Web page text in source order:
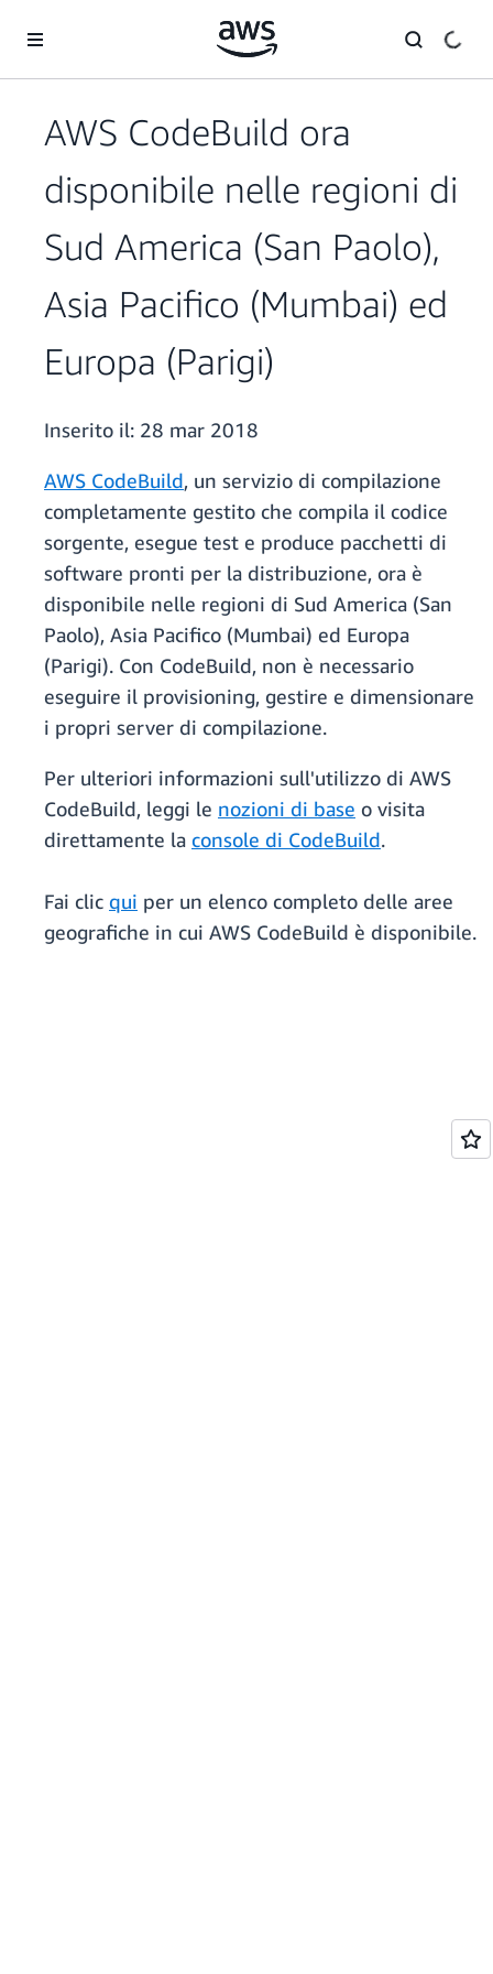
AWS CodeBuild ora
disponibile nelle regioni di
Sud America (San Paolo),
Asia Pacifico (Mumbai) ed
Europa (Parigi)
Inserito il: 28 mar 2018
AWS CodeBuild, un servizio di compilazione
completamente gestito che compila il codice
sorgente, esegue test e produce pacchetti di
software pronti per la distribuzione, ora è
disponibile nelle regioni di Sud America (San
Paolo), Asia Pacifico (Mumbai) ed Europa
(Parigi). Con CodeBuild, non è necessario
eseguire il provisioning, gestire e dimensionare
i propri server di compilazione.
Per ulteriori informazioni sull'utilizzo di AWS
CodeBuild, leggi le nozioni di base o visita
direttamente la console di CodeBuild.
Fai clic qui per un elenco completo delle aree
geografiche in cui AWS CodeBuild è disponibile.